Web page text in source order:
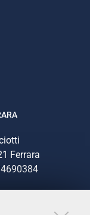
Ferrara